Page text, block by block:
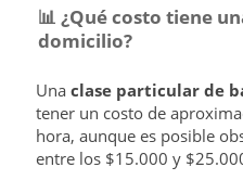
📊 ¿Qué costo tiene
domicilio?
Una clase particular de
tener un costo de
hora, aunque es posible
entre los $15.000 y